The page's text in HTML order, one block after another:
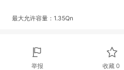
最大允许容量： 1.35Qn
举报 收藏0